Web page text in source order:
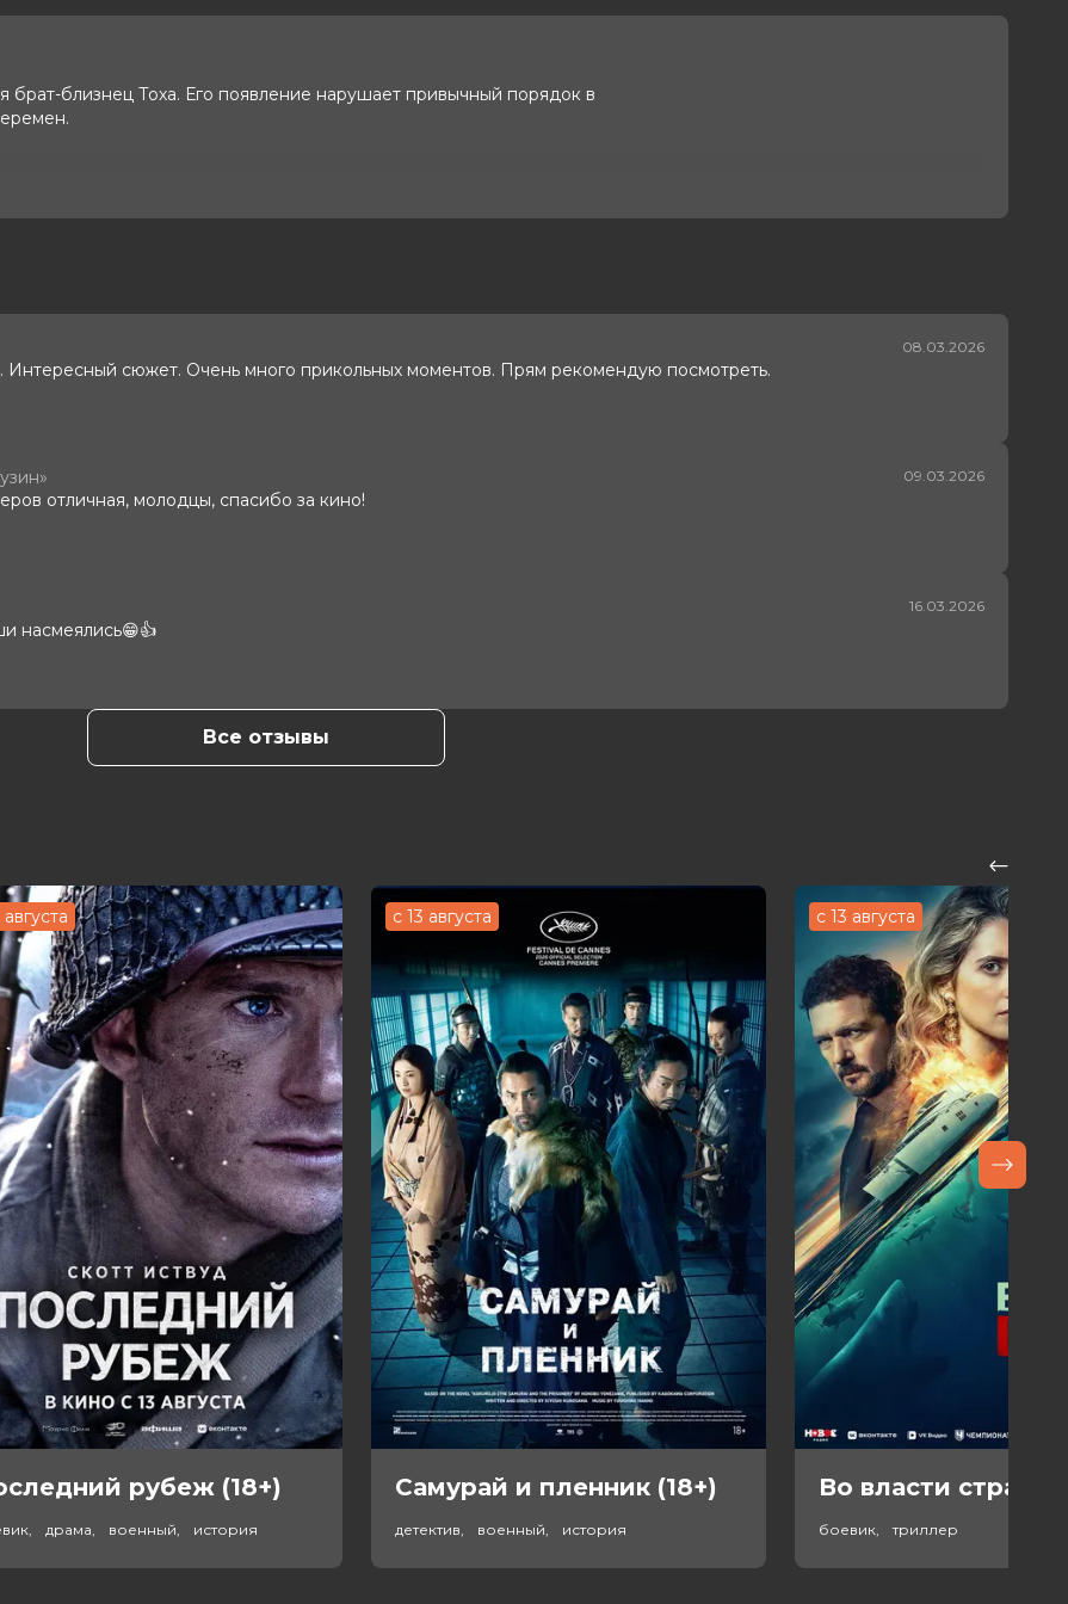
близнец Тоха. Его появление нарушает привычный порядок в
Алексей Розин, Николай
Серзина
Евгений Мишиев
08.03.2026
сюжет. Очень много прикольных моментов. Прям рекомендую посмотреть.
09.03.2026
отличная, молодцы, спасибо за кино!
16.03.2026
насмеялись😁👍
Все отзывы
августа
рубеж (18+)
драма, военный, история
с 13 августа
Самурай и пленник (18+)
детектив, военный, история
с 13 августа
Во власти страха
боевик, триллер